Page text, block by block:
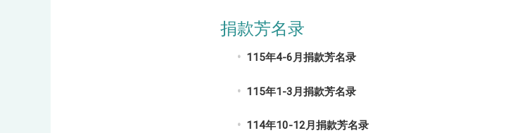
捐款芳名录
115年4-6月捐款芳名录
115年1-3月捐款芳名录
114年10-12月捐款芳名录